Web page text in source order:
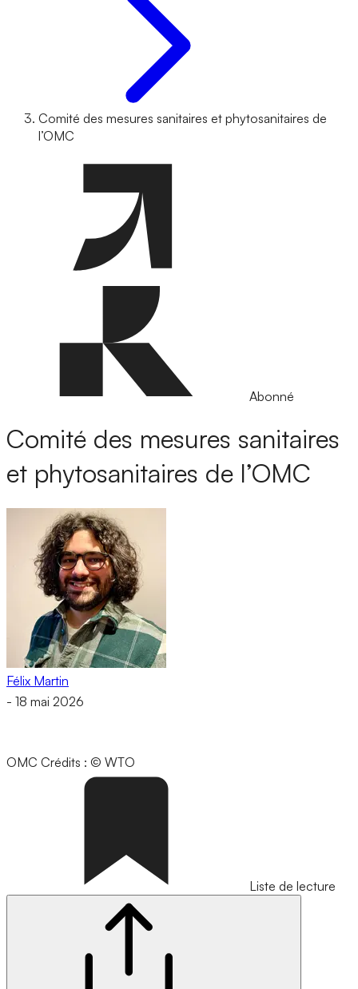
Comité des mesures sanitaires et phytosanitaires de
l’OMC
Abonné
Comité des mesures sanitaires
et phytosanitaires de l’OMC
Félix Martin
- 18 mai 2026
OMC Crédits : © WTO
Liste de lecture